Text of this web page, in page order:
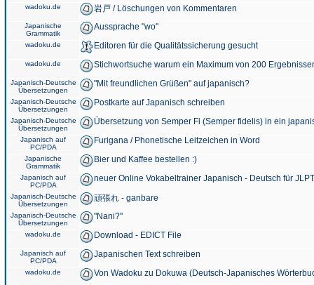
wadoku.de 岩戸 / Löschungen von Kommentaren
Japanische
Grammatik
Aussprache "wo"
wadoku.de Editoren für die Qualitätssicherung gesucht
wadoku.de Stichwortsuche warum ein Maximum von 200
Japanisch-Deutsche
Übersetzungen
"Mit freundlichen Grüßen" auf japanisch?
Japanisch-Deutsche
Übersetzungen
Postkarte auf Japanisch schreiben
Japanisch-Deutsche
Übersetzungen
Übersetzung von Semper Fi (Semper fidelis) in ein
Japanisch auf
PC/PDA
Furigana / Phonetische Leitzeichen in Word
Japanische
Grammatik
Bier und Kaffee bestellen :)
Japanisch auf
PC/PDA
neuer Online Vokabeltrainer Japanisch - Deutsch für
Japanisch-Deutsche
Übersetzungen
頑張れ - ganbare
Japanisch-Deutsche
Übersetzungen
"Nani?"
wadoku.de Download - EDICT File
Japanisch auf
PC/PDA
Japanischen Text schreiben
wadoku.de Von Wadoku zu Dokuwa (Deutsch-Japanisches